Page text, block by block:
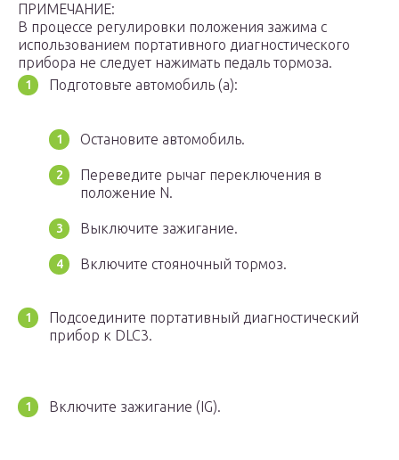
ПРИМЕЧАНИЕ:
В процессе регулировки положения зажима с
использованием портативного диагностического
прибора не следует нажимать педаль тормоза.
Подготовьте автомобиль (a):
Остановите автомобиль.
Переведите рычаг переключения в
положение N.
Выключите зажигание.
Включите стояночный тормоз.
Подсоедините портативный диагностический
прибор к DLC3.
Включите зажигание (IG).